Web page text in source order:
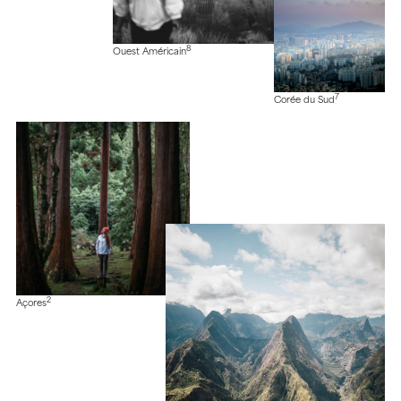
Ouest Américain8
Corée du Sud 7
Açores2